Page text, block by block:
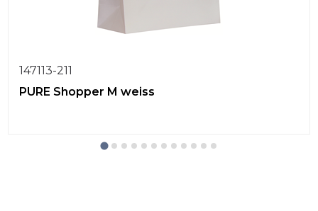
147113-211
PURE Shopper M weiss